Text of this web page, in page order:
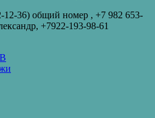
12-36) общий номер , ‪+7 982 653-
+7922-193-98-61